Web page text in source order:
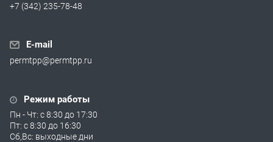
+7 (342) 235-78-48
E-mail
permtpp@permtpp.ru
Режим работы
Пн - Чт: с 8:30 до 17:30
Пт: с 8:30 до 16:30
Сб,Вс: выходные дни